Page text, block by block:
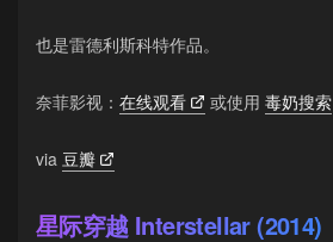
也是雷德利斯科特作品。
奈菲影视： 在线观看 或使用 毒奶搜索
via 豆瓣
星际穿越 Interstellar (2014)